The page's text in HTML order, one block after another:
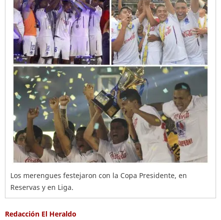
Los merengues festejaron con la Copa Presidente, en
Reservas y en Liga.
Redacción El Heraldo